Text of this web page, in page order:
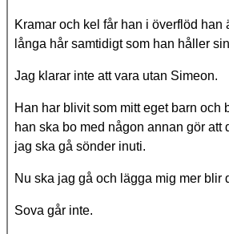
Kramar och kel får han i överflöd han
långa hår samtidigt som han håller
Jag klarar inte att vara utan Simeon.
Han har blivit som mitt eget barn och
han ska bo med någon annan gör att
jag ska gå sönder inuti.
Nu ska jag gå och lägga mig mer blir
Sova går inte.